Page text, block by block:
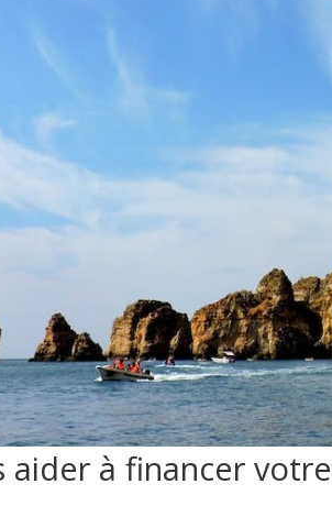
aider à financer